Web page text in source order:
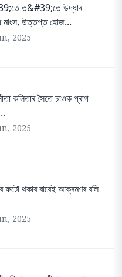
ত&#39;তে উদ্ধাৰ
মাংস, উত্তপ্ত হোজ...
2025
কলিতাৰ সৈতে চাওক প্ৰাগ
2025
ফটো থকাৰ বাবেই আক্ৰমণৰ বলি
2025